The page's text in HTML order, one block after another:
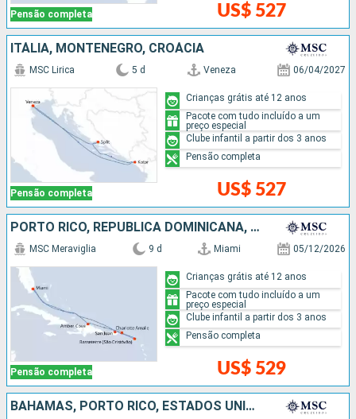
Pensão completa US$ 527
ITÁLIA, MONTENEGRO, CROÁCIA
Pensão completa
MSC Lirica 5 d Veneza 06/04/2027
US$ 527
Crianças grátis até 12 anos
Pacote com tudo incluído a um
preço especial
Clube infantil a partir dos 3 anos
Pensão completa
PORTO RICO, REPUBLICA DOMINICANA, ESTADOS UNIDOS
Pensão completa
MSC Meraviglia 9 d Miami 05/12/2026
US$ 529
Crianças grátis até 12 anos
Pacote com tudo incluído a um
preço especial
Clube infantil a partir dos 3 anos
Pensão completa
BAHAMAS, PORTO RICO, ESTADOS UNIDOS